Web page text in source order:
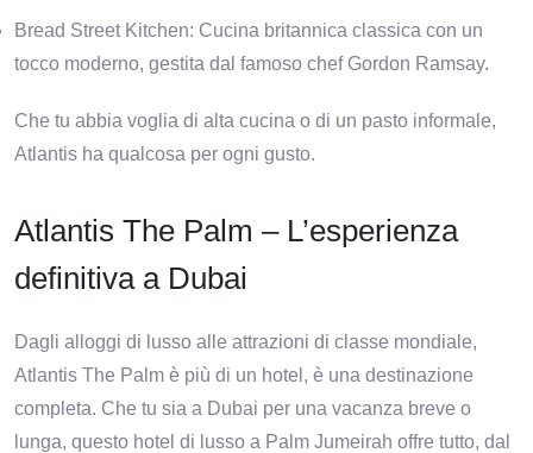
Bread Street Kitchen: Cucina britannica classica con un
tocco moderno, gestita dal famoso chef Gordon Ramsay.
Che tu abbia voglia di alta cucina o di un pasto informale,
Atlantis ha qualcosa per ogni gusto.
Atlantis The Palm – L’esperienza
definitiva a Dubai
Dagli alloggi di lusso alle attrazioni di classe mondiale,
Atlantis The Palm è più di un hotel, è una destinazione
completa. Che tu sia a Dubai per una vacanza breve o
lunga, questo hotel di lusso a Palm Jumeirah offre tutto, dal